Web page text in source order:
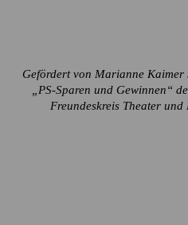
Gefördert von Marianne
„PS-Sparen und Gewinnen“
Freundeskreis Theater und